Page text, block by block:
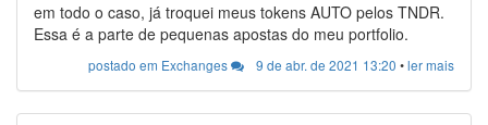
em todo o caso, já troquei meus tokens AUTO pelos TNDR.
Essa é a parte de pequenas apostas do meu portfolio.
postado em Exchanges 9 de abr. de 2021 13:20 •ler mais